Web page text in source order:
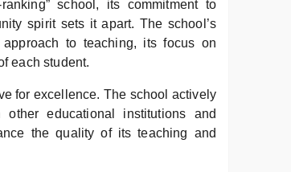
school, its commitment to
spirit sets it apart. The school’s
to teaching, its focus on
each student.
for excellence. The school actively
educational institutions and
the quality of its teaching and